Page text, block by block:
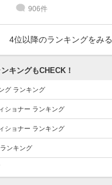
906件
4位以降のランキングをみる
キングもCHECK！
グ ランキング
ショナー ランキング
ショナー ランキング
ンキング